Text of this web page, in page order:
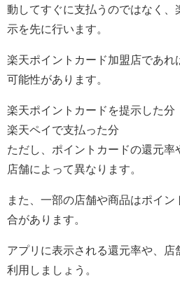
動してすぐに支払うのではなく
示を先に行います。
楽天ポイントカード加盟店であ
可能性があります。
楽天ポイントカードを提示した分
楽天ペイで支払った分
ただし、ポイントカードの還元
店舗によって異なります。
また、一部の店舗や商品はポイ
合があります。
アプリに表示される還元率や、
利用しましょう。